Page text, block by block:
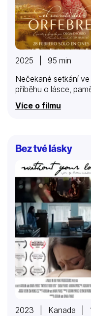
2025 | 95 min
Nečekané setkání
příběhu o lásce,
Více o filmu
Bez tvé lásky
2023 | Kanada |